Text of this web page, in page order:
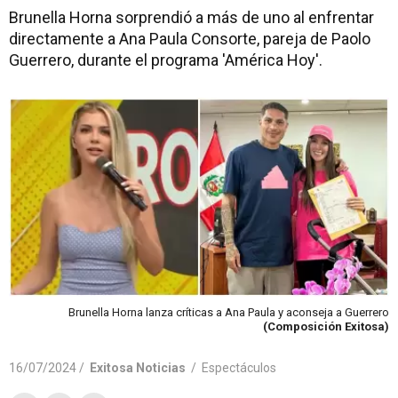
Brunella Horna sorprendió a más de uno al enfrentar
directamente a Ana Paula Consorte, pareja de Paolo
Guerrero, durante el programa 'América Hoy'.
Brunella Horna lanza críticas a Ana Paula y aconseja a Guerrero
(Composición Exitosa)
16/07/2024 / Exitosa Noticias / Espectáculos